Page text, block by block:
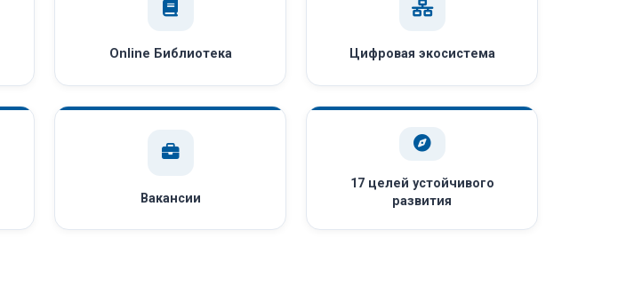
Online Библиотека Цифровая экосистема
Вакансии
17 целей устойчивого
развития